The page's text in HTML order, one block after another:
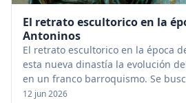
El retrato escultorico en la
Antoninos
El retrato escultorico en la época
esta nueva dinastía la evolución
en un franco barroquismo. Se
posible entre la suavidad y la
12 jun 2026